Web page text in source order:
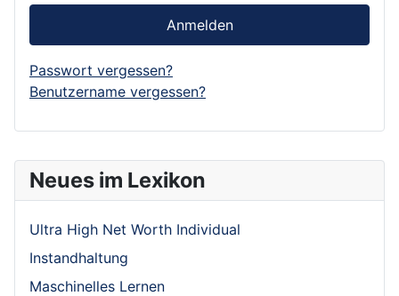
Neues im Lexikon
Ultra High Net Worth Individual
Instandhaltung
Maschinelles Lernen
Anmelden
Passwort vergessen?
Benutzername vergessen?